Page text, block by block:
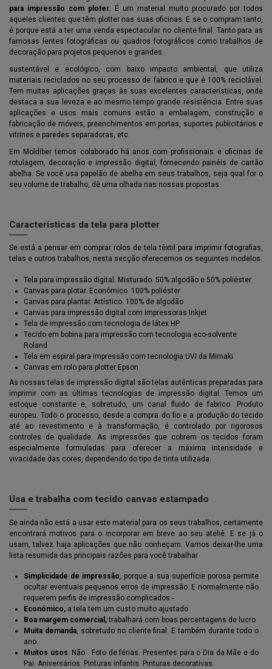
para impressão com ploter. É um material muito procurado por todos
aqueles clientes que têm plotter nas suas oficinas. E se o compram tanto,
é porque está a ter uma venda espectacular no cliente final. Tanto para as
famosas lentes fotográficas ou quadros fotográficos como trabalhos de
decoração para projetos pequenos e grandes.
sustentável e ecológico, com baixo impacto ambiental, que utiliza
materiais reciclados no seu processo de fabrico e que é 100% reciclável.
Tem muitas aplicações graças às suas excelentes características, onde
destaca a sua leveza e ao mesmo tempo grande resistência. Entre suas
aplicações e usos mais comuns estão a embalagem, construção e
fabricação de móveis, preenchimentos em portas, suportes publicitários e
vitrines e paredes separadoras, etc.
Em Moldiber temos colaborado há anos com profissionais e oficinas de
rotulagem, decoração e impressão digital, fornecendo painéis de cartão
abelha. Se você usa papelão de abelha em seus trabalhos, seja qual for o
seu volume de trabalho, dê uma olhada nas nossas propostas.
Características da tela para plotter
Se está a pensar em comprar rolos de tela têxtil para imprimir fotografias,
telas e outros trabalhos, nesta secção oferecemos os seguintes modelos.
Tela para impressão digital. Misturado. 50% algodão e 50% poliéster
Canvas para plotar. Econômico. 100% poliéster
Canvas para plantar. Artístico. 100% de algodão
Canvas para impressão digital com impressoras Inkjet
Tela de impressão com tecnologia de látex HP
Tecido em bobina para impressão com tecnologia eco-solvente
Roland
Tela em espiral para impressão com tecnologia UVI da Mimaki
Canvas em rolo para plotter Epson
As nossas telas de impressão digital são telas autênticas preparadas para
imprimir com as últimas tecnologias de impressão digital. Temos um
estoque constante e, sobretudo, um canal fluido de fabrico. Produto
europeu. Todo o processo, desde a compra do fio e a produção do tecido
até ao revestimento e à transformação, é controlado por rigorosos
controles de qualidade. As impressões que cobrem os tecidos foram
especialmente formuladas para oferecer a máxima intensidade e
vivacidade das cores, dependendo do tipo de tinta utilizada.
Usa e trabalha com tecido canvas estampado
Se ainda não está a usar este material para os seus trabalhos, certamente
encontrará motivos para o incorporar em breve ao seu ateliê. E se já o
usam, talvez haja aplicações que não conheçam. Vamos deixar-lhe uma
lista resumida das principais razões para você trabalhar
Simplicidade de impressão, porque a sua superfície porosa permite
ocultar eventuais pequenos erros de impressão. E normalmente não
requerem perfis de impressão complicados -
Económico, a tela tem um custo muito ajustado
Boa margem comercial,trabalhará com boas percentagens de lucro
Muita demanda, sobretudo no cliente final. E também durante todo o
ano.
Muitos usos. Não . Foto de férias. Presentes para o Dia da Mãe e do
Pai. Aniversários. Pinturas infantis. Pinturas decorativas.